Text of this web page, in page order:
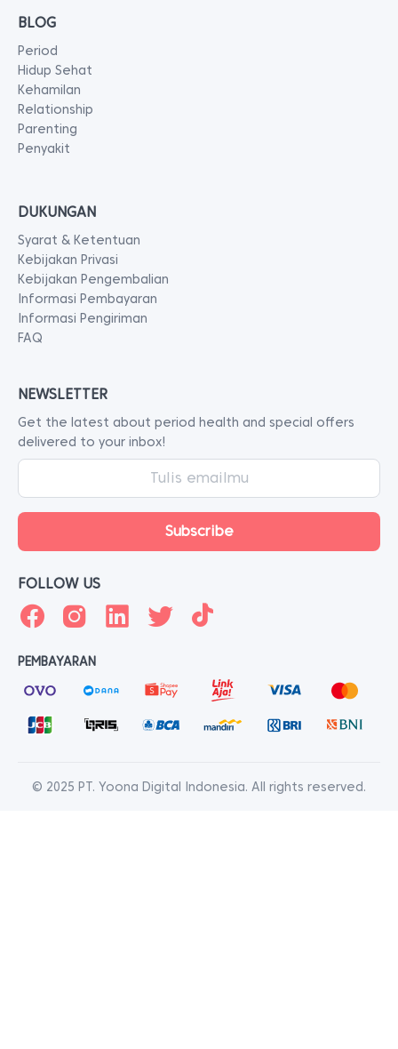
BLOG
Period
Hidup Sehat
Kehamilan
Relationship
Parenting
Penyakit
DUKUNGAN
Syarat & Ketentuan
Kebijakan Privasi
Kebijakan Pengembalian
Informasi Pembayaran
Informasi Pengiriman
FAQ
NEWSLETTER
Get the latest about period health and special offers
delivered to your inbox!
FOLLOW US
PEMBAYARAN
© 2025 PT. Yoona Digital Indonesia. All rights reserved.